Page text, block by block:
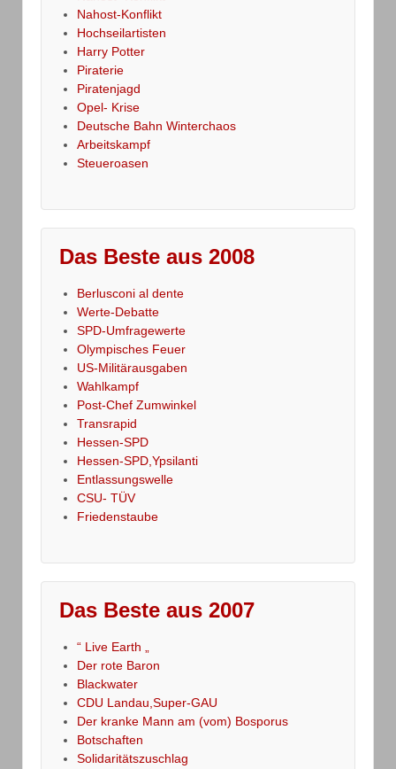
Nahost-Konflikt
Hochseilartisten
Harry Potter
Piraterie
Piratenjagd
Opel- Krise
Deutsche Bahn Winterchaos
Arbeitskampf
Steueroasen
Das Beste aus 2008
Berlusconi al dente
Werte-Debatte
SPD-Umfragewerte
Olympisches Feuer
US-Militärausgaben
Wahlkampf
Post-Chef Zumwinkel
Transrapid
Hessen-SPD
Hessen-SPD,Ypsilanti
Entlassungswelle
CSU- TÜV
Friedenstaube
Das Beste aus 2007
“ Live Earth „
Der rote Baron
Blackwater
CDU Landau,Super-GAU
Der kranke Mann am (vom) Bosporus
Botschaften
Solidaritätszuschlag